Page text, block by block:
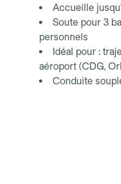
Accueille
Soute pour 3
personnels
Idéal pour :
aéroport (CDG,
Conduite